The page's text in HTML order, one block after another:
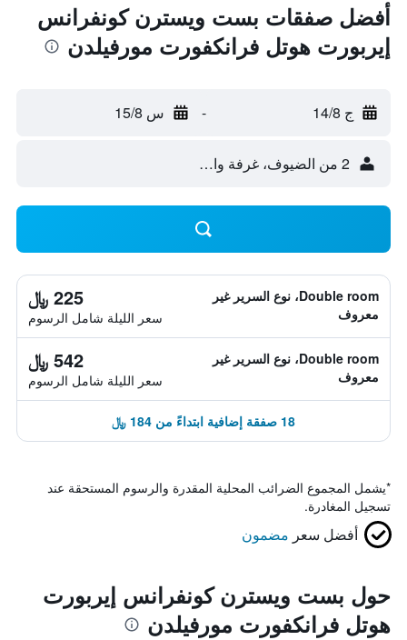
أفضل صفقات بست ويسترن كونفرانس
إيربورت هوتل فرانكفورت مورفيلدن
ج 14/8 - س 15/8
2 من الضيوف، غرفة واحدة
Double room، نوع السرير غير
معروف
225 ﷼
سعر الليلة شامل الرسوم
Double room، نوع السرير غير
معروف
542 ﷼
سعر الليلة شامل الرسوم
18 صفقة إضافية ابتداءً من 184 ﷼
*يشمل المجموع الضرائب المحلية المقدرة والرسوم المستحقة عند
تسجيل المغادرة.
أفضل سعر مضمون
حول بست ويسترن كونفرانس إيربورت
هوتل فرانكفورت مورفيلدن